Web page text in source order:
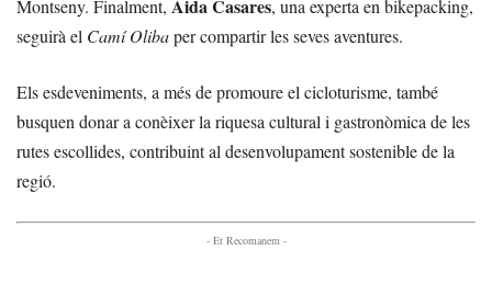
Montseny. Finalment, Aida Casares, una experta en bikepacking,
seguirà el Camí Olibaper compartir les seves aventures.
Els esdeveniments, a més de promoure el cicloturisme, també
busquen donar a conèixer la riquesa cultural i gastronòmica de les
rutes escollides, contribuint al desenvolupament sostenible de la
regió.
- Et Recomanem -